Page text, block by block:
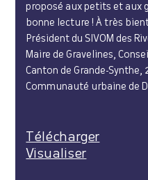
proposé aux petits et aux
bonne lecture ! À très
Président du SIVOM des
Maire de Gravelines,
Canton de Grande-Synthe,
Communauté urbaine de
Télécharger
Visualiser